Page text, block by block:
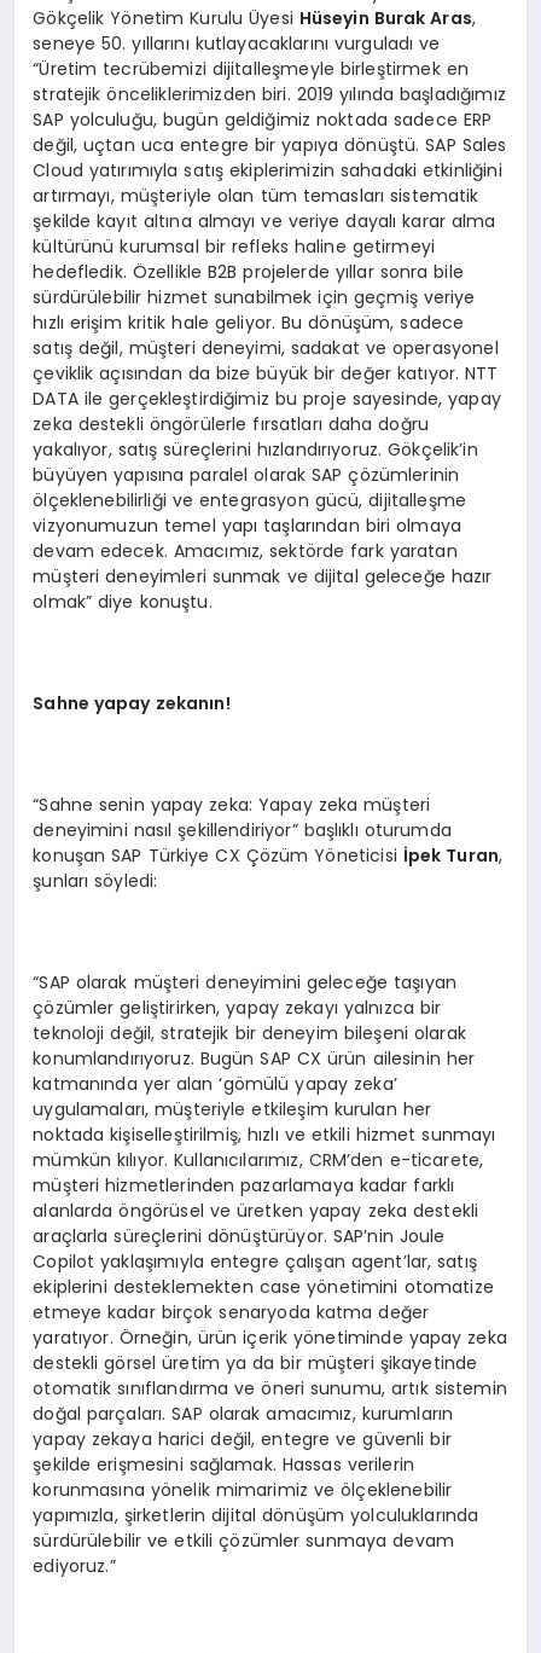
Gökçelik Yönetim Kurulu Üyesi Hüseyin Burak Aras,
seneye 50. yıllarını kutlayacaklarını vurguladı ve
“Üretim tecrübemizi dijitalleşmeyle birleştirmek en
stratejik önceliklerimizden biri. 2019 yılında başladığımız
SAP yolculuğu, bugün geldiğimiz noktada sadece ERP
değil, uçtan uca entegre bir yapıya dönüştü. SAP Sales
Cloud yatırımıyla satış ekiplerimizin sahadaki etkinliğini
artırmayı, müşteriyle olan tüm temasları sistematik
şekilde kayıt altına almayı ve veriye dayalı karar alma
kültürünü kurumsal bir refleks haline getirmeyi
hedefledik. Özellikle B2B projelerde yıllar sonra bile
sürdürülebilir hizmet sunabilmek için geçmiş veriye
hızlı erişim kritik hale geliyor. Bu dönüşüm, sadece
satış değil, müşteri deneyimi, sadakat ve operasyonel
çeviklik açısından da bize büyük bir değer katıyor. NTT
DATA ile gerçekleştirdiğimiz bu proje sayesinde, yapay
zeka destekli öngörülerle fırsatları daha doğru
yakalıyor, satış süreçlerini hızlandırıyoruz. Gökçelik’in
büyüyen yapısına paralel olarak SAP çözümlerinin
ölçeklenebilirliği ve entegrasyon gücü, dijitalleşme
vizyonumuzun temel yapı taşlarından biri olmaya
devam edecek. Amacımız, sektörde fark yaratan
müşteri deneyimleri sunmak ve dijital geleceğe hazır
olmak” diye konuştu.
Sahne yapay zekanın!
“Sahne senin yapay zeka: Yapay zeka müşteri
deneyimini nasıl şekillendiriyor” başlıklı oturumda
konuşan SAP Türkiye CX Çözüm Yöneticisi İpek Turan,
şunları söyledi:
“SAP olarak müşteri deneyimini geleceğe taşıyan
çözümler geliştirirken, yapay zekayı yalnızca bir
teknoloji değil, stratejik bir deneyim bileşeni olarak
konumlandırıyoruz. Bugün SAP CX ürün ailesinin her
katmanında yer alan ‘gömülü yapay zeka’
uygulamaları, müşteriyle etkileşim kurulan her
noktada kişiselleştirilmiş, hızlı ve etkili hizmet sunmayı
mümkün kılıyor. Kullanıcılarımız, CRM’den e-ticarete,
müşteri hizmetlerinden pazarlamaya kadar farklı
alanlarda öngörüsel ve üretken yapay zeka destekli
araçlarla süreçlerini dönüştürüyor. SAP’nin Joule
Copilot yaklaşımıyla entegre çalışan agent’lar, satış
ekiplerini desteklemekten case yönetimini otomatize
etmeye kadar birçok senaryoda katma değer
yaratıyor. Örneğin, ürün içerik yönetiminde yapay zeka
destekli görsel üretim ya da bir müşteri şikayetinde
otomatik sınıflandırma ve öneri sunumu, artık sistemin
doğal parçaları. SAP olarak amacımız, kurumların
yapay zekaya harici değil, entegre ve güvenli bir
şekilde erişmesini sağlamak. Hassas verilerin
korunmasına yönelik mimarimiz ve ölçeklenebilir
yapımızla, şirketlerin dijital dönüşüm yolculuklarında
sürdürülebilir ve etkili çözümler sunmaya devam
ediyoruz.”